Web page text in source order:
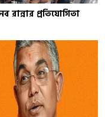
প্রতিযোগিতা